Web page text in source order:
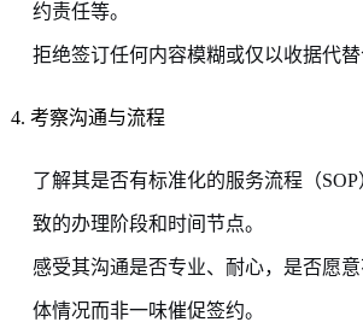
约责任等。
拒绝签订任何内容模糊或仅以收据代替
4. 考察沟通与流程
了解其是否有标准化的服务流程（
致的办理阶段和时间节点。
感受其沟通是否专业、耐心，是否愿
体情况而非一味催促签约。